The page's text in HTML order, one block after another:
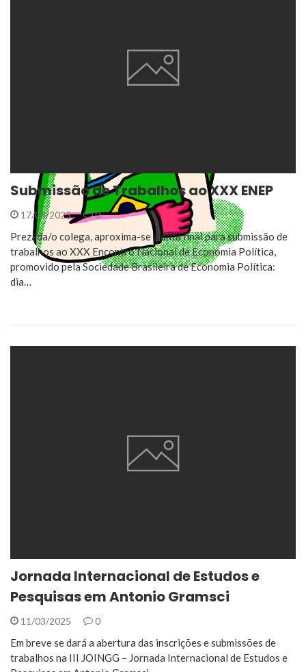
Submissão de Trabalhos ao XXX ENEP
17/03/2025 0
Prezada/o colega, aproxima-se a data final para submissão de
trabalhos ao XXX Encontro Nacional de Economia Política,
promovido pela Sociedade Brasileira de Economia Política:
dia…
Jornada Internacional de Estudos e
Pesquisas em Antonio Gramsci
11/03/2025 0
Em breve se dará a abertura das inscrições e submissões de
trabalhos na III JOINGG – Jornada Internacional de Estudos e